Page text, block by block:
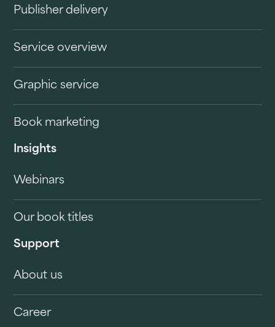
Publisher delivery
Service overview
Graphic service
Book marketing
Insights
Webinars
Our book titles
Support
About us
Career